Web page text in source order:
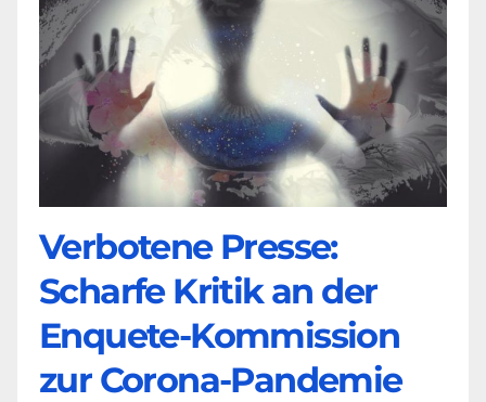
Verbotene Presse:
Scharfe Kritik an der
Enquete-Kommission
zur Corona-Pandemie